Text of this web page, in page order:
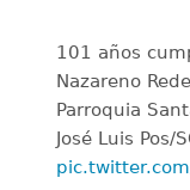
101 años
Nazareno
Parroquia
José Luis Pos/